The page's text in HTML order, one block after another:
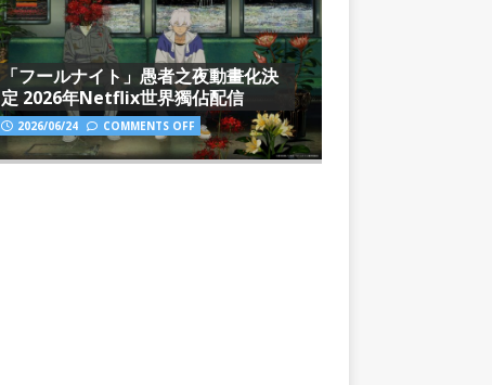
「フールナイト」愚者之夜動畫化決
定 2026年Netflix世界獨佔配信
2026/06/24 COMMENTS OFF